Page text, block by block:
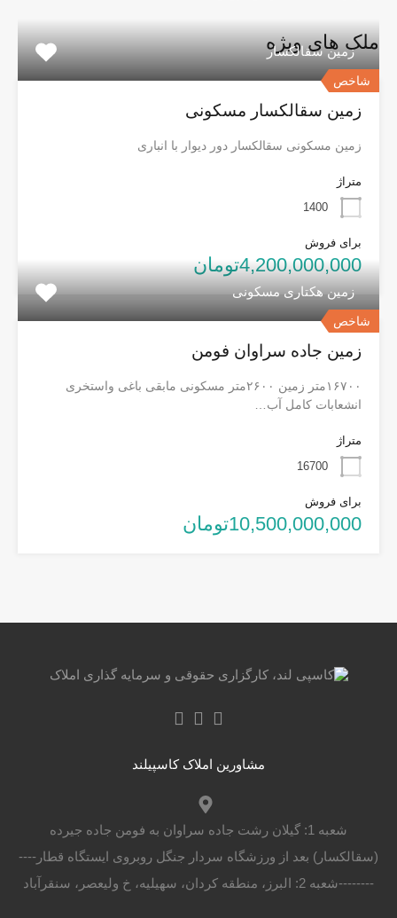
ملک های ویژه
شاخص
زمین سقالکسار
زمین سقالکسار مسکونی
زمین مسکونی سقالکسار دور دیوار با انباری
متراژ
1400
برای فروش
4,200,000,000تومان
شاخص
زمین هکتاری مسکونی
زمین جاده سراوان فومن
۱۶۷۰۰متر زمین ۲۶۰۰متر مسکونی مابقی باغی واستخری
انشعابات کامل آب…
متراژ
16700
برای فروش
10,500,000,000تومان
مشاورین املاک کاسپیلند
شعبه 1: گیلان رشت جاده سراوان به فومن جاده جیرده
(سقالکسار) بعد از ورزشگاه سردار جنگل روبروی ایستگاه قطار----
--------شعبه 2: البرز، منطقه کردان، سهیلیه، خ ولیعصر، سنقرآباد